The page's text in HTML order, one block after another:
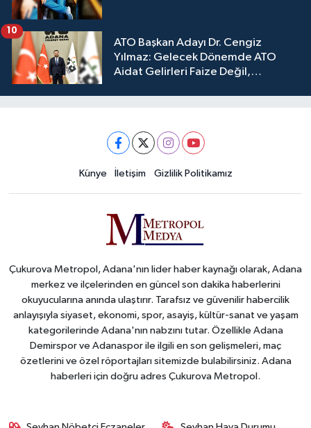
ATO Başkan Adayı Dr. Cengiz
Yılmaz: Gelecek Dönemde ATO
Aidat Gelirleri Faize Değil,
10
Künye İletişim Gizlilik Politikamız
Çukurova Metropol, Adana'nın lider haber kaynağı olarak, Adana
merkez ve ilçelerinden en güncel son dakika haberlerini
okuyucularına anında ulaştırır. Tarafsız ve güvenilir habercilik
anlayışıyla siyaset, ekonomi, spor, asayiş, kültür-sanat ve yaşam
kategorilerinde Adana'nın nabzını tutar. Özellikle Adana
Demirspor ve Adanaspor ile ilgili en son gelişmeleri, maç
özetlerini ve özel röportajları sitemizde bulabilirsiniz. Adana
haberleri için doğru adres Çukurova Metropol.